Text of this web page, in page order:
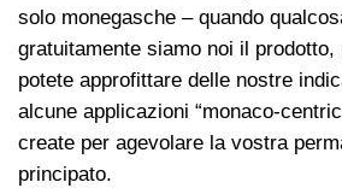
solo monegasche – quando
gratuitamente siamo noi il
potete approfittare delle nostre
alcune applicazioni “monaco-
create per agevolare la vostra
principato.